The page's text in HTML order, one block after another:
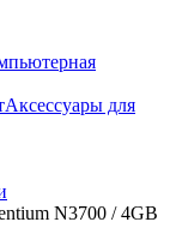
Аксессуары для
N3700 / 4GB